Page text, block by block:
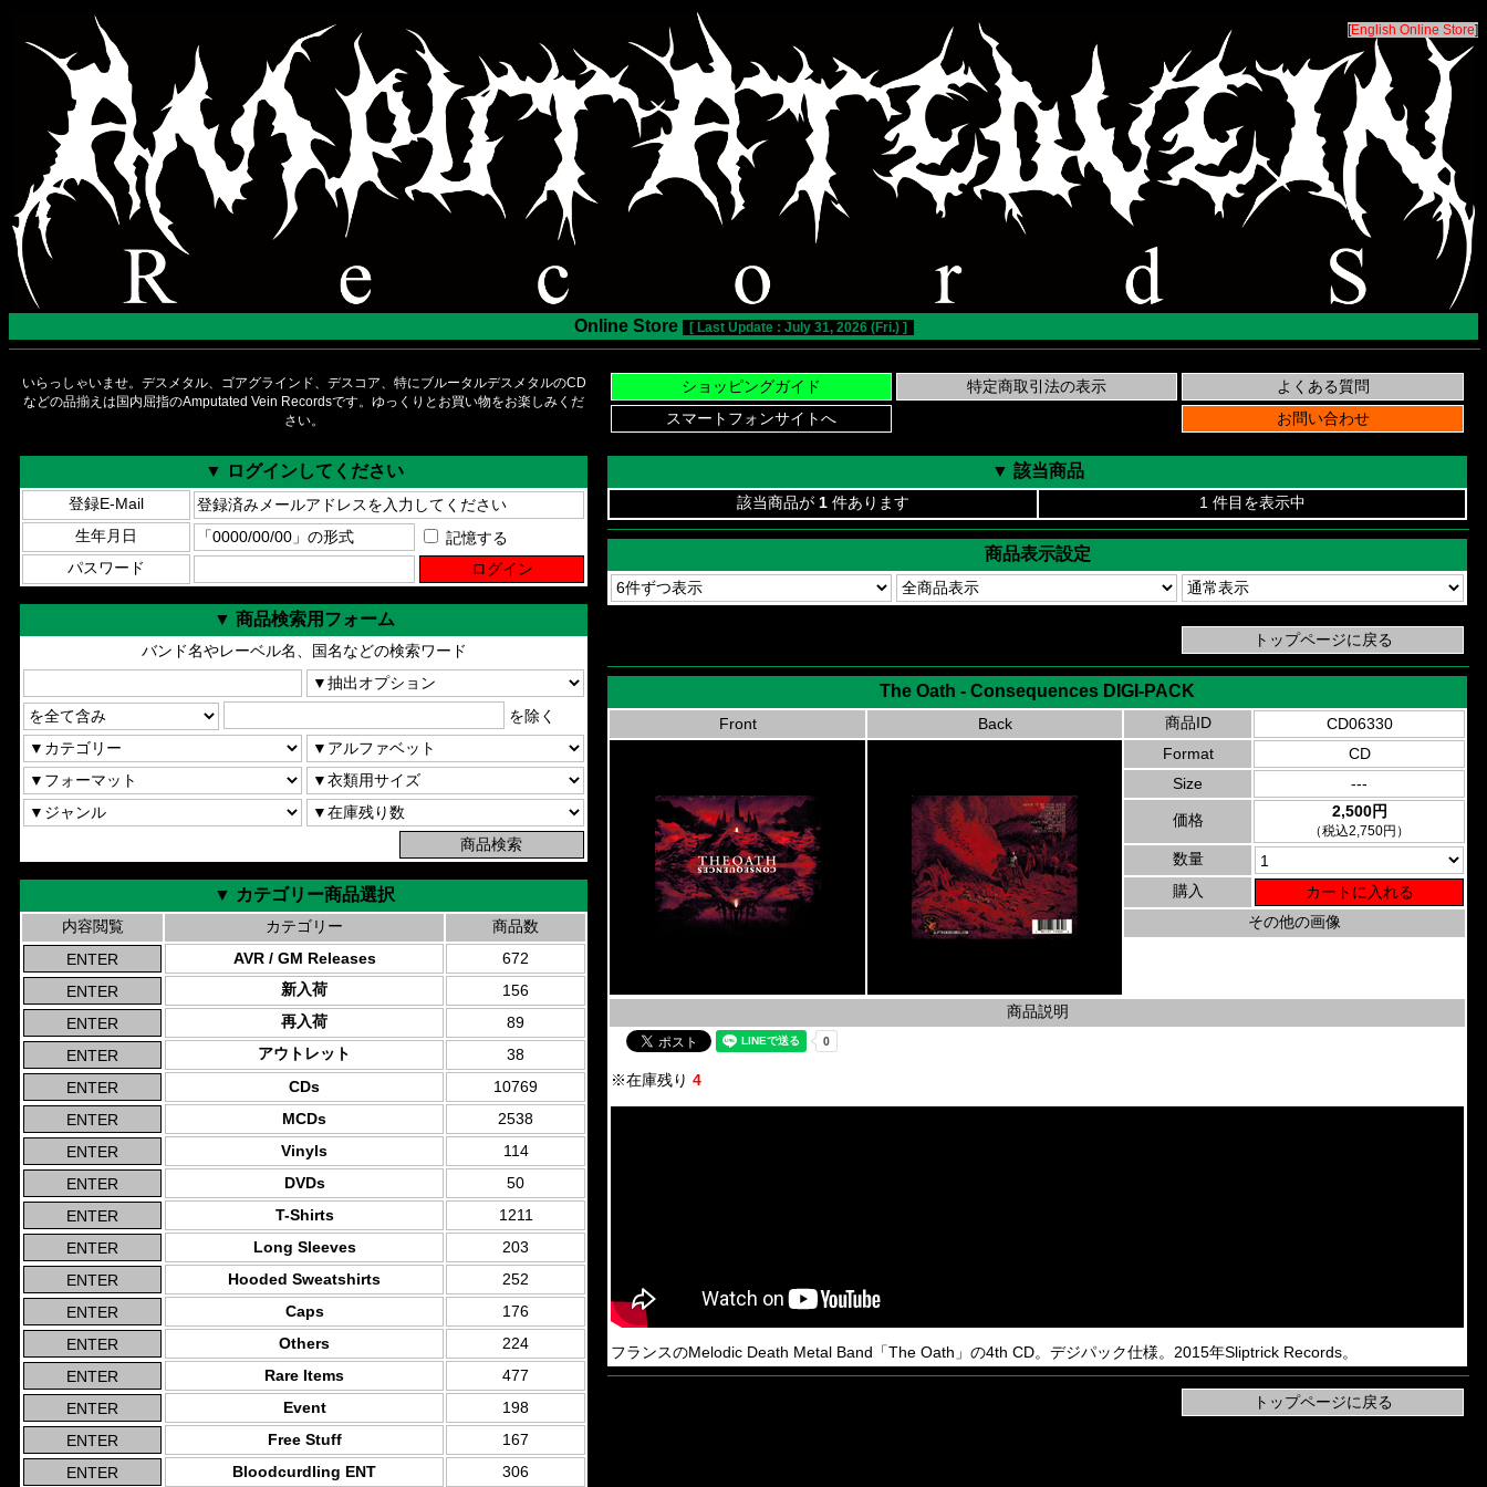
[English Online Store]
Online Store [ Last Update : July 31, 2026 (Fri.) ]
いらっしゃいませ。デスメタル、ゴアグラインド、デスコア、特にブルータルデスメタルのCD
などの品揃えは国内屈指のAmputated Vein Recordsです。ゆっくりとお買い物をお楽しみくだ
さい。
▼ ログインしてください
登録E-Mail
生年月日
記憶する
パスワード
▼ 商品検索用フォーム
バンド名やレーベル名、国名などの検索ワード
を除く
▼ カテゴリー商品選択
内容閲覧 カテゴリー
商品数
AVR / GM Releases
672
新入荷
156
再入荷
89
アウトレット
38
CDs
10769
MCDs
2538
Vinyls
114
DVDs
50
T-Shirts
1211
Long Sleeves
203
Hooded Sweatshirts
252
Caps
176
Others
224
Rare Items
477
Event
198
Free Stuff
167
Bloodcurdling ENT
306
▼ 該当商品
該当商品が 1 件あります 1 件目を表示中
商品表示設定
The Oath - Consequences DIGI-PACK
Front Back 商品ID
CD06330
Format
CD
Size
---
価格 2,500円
（税込2,750円）
数量
購入
その他の画像
商品説明
※在庫残り 4
フランスのMelodic Death Metal Band「The Oath」の4th CD。デジパック仕様。2015年Sliptrick Records。